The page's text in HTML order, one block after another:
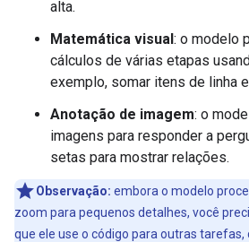
alta.
Matemática visual: o modelo
cálculos de várias etapas
exemplo, somar itens de linha
Anotação de imagem: o
imagens para responder a
setas para mostrar relações.
Observação: embora o modelo
zoom para pequenos detalhes, você
que ele use o código para outras tarefas,